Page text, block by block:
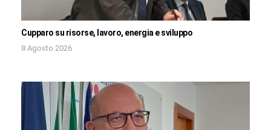
Cupparo su risorse, lavoro, energia e sviluppo
8 Agosto 2026